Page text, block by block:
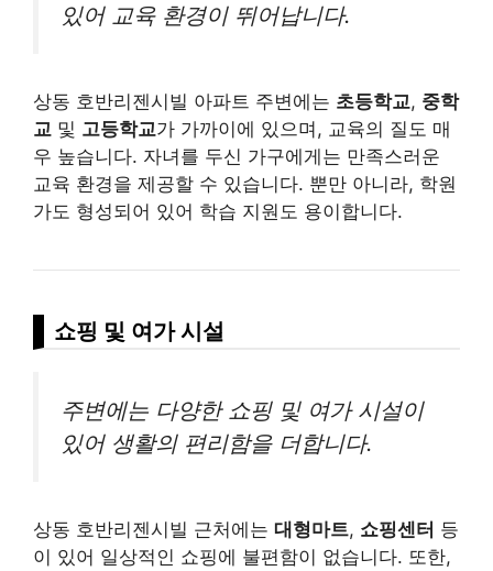
있어 교육 환경이 뛰어납니다.
상동 호반리젠시빌 아파트 주변에는 초등학교, 중학
교 및 고등학교가 가까이에 있으며, 교육의 질도 매
우 높습니다. 자녀를 두신 가구에게는 만족스러운
교육 환경을 제공할 수 있습니다. 뿐만 아니라, 학원
가도 형성되어 있어 학습 지원도 용이합니다.
쇼핑 및 여가 시설
주변에는 다양한 쇼핑 및 여가 시설이
있어 생활의 편리함을 더합니다.
상동 호반리젠시빌 근처에는 대형마트, 쇼핑센터 등
이 있어 일상적인 쇼핑에 불편함이 없습니다. 또한,